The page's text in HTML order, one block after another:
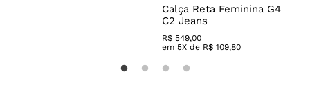
Calça Reta Feminina G4
C2 Jeans
R$ 549,00
em 5X de R$ 109,80